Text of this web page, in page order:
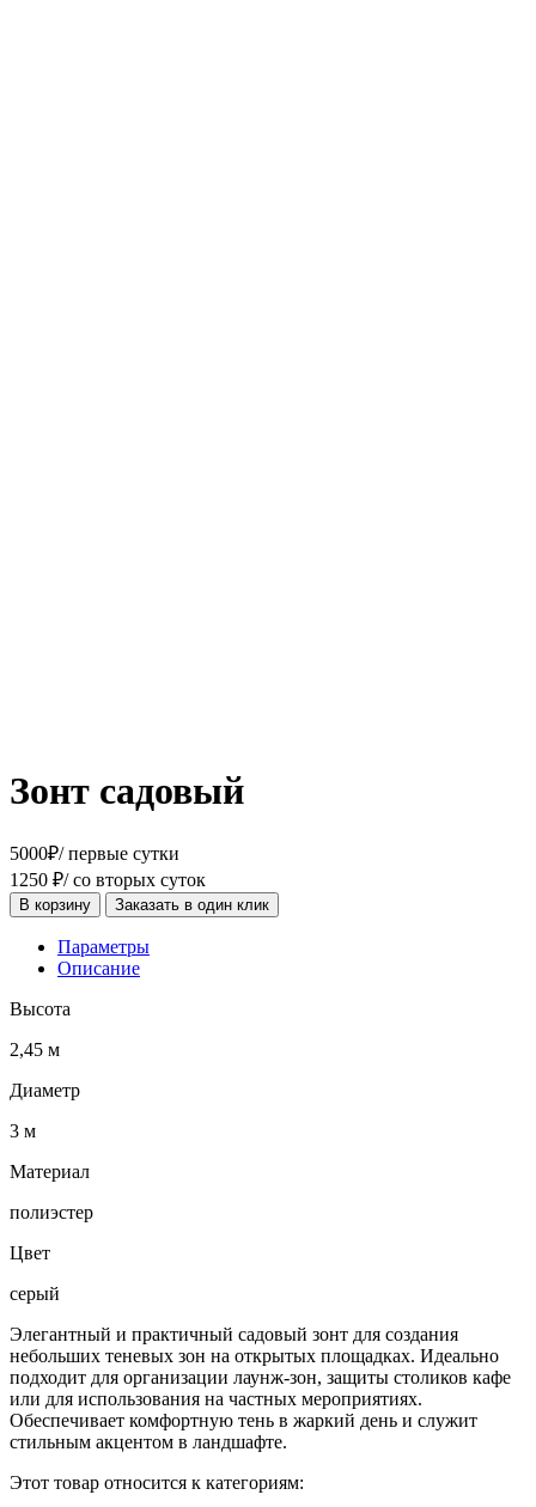
Зонт садовый
5000₽/ первые сутки
1250 ₽/ со вторых суток
В корзину Заказать в один клик
Параметры
Описание
Высота
2,45 м
Диаметр
3 м
Материал
полиэстер
Цвет
серый
Элегантный и практичный садовый зонт для создания
небольших теневых зон на открытых площадках. Идеально
подходит для организации лаунж-зон, защиты столиков кафе
или для использования на частных мероприятиях.
Обеспечивает комфортную тень в жаркий день и служит
стильным акцентом в ландшафте.
Этот товар относится к категориям: